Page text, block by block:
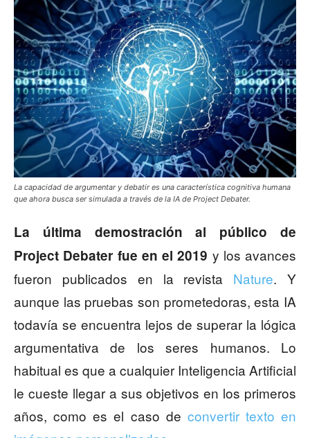
La capacidad de argumentar y debatir es una característica cognitiva humana
que ahora busca ser simulada a través de la IA de Project Debater.
La última demostración al público de
Project Debater fue en el 2019 y los avances
fueron publicados en la revista Nature. Y
aunque las pruebas son prometedoras, esta IA
todavía se encuentra lejos de superar la lógica
argumentativa de los seres humanos. Lo
habitual es que a cualquier Inteligencia Artificial
le cueste llegar a sus objetivos en los primeros
años, como es el caso de convertir texto en